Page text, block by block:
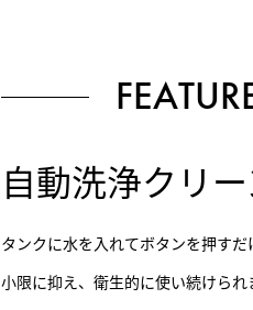
自動洗浄クリ
タンクに水を入れてボタンを押す
小限に抑え、衛生的に使い続けられ